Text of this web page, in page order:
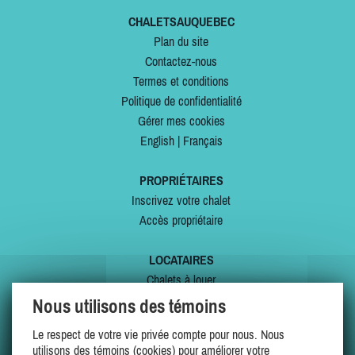
CHALETSAUQUEBEC
Plan du site
Contactez-nous
Termes et conditions
Politique de confidentialité
Gérer mes cookies
English| Français
PROPRIÉTAIRES
Inscrivez votre chalet
Accès propriétaire
LOCATAIRES
Chalets à louer
Chalets à vendre
Offres spéciales
Nous utilisons des témoins
Le respect de votre vie privée compte pour nous. Nous
utilisons des témoins (cookies) pour améliorer votre